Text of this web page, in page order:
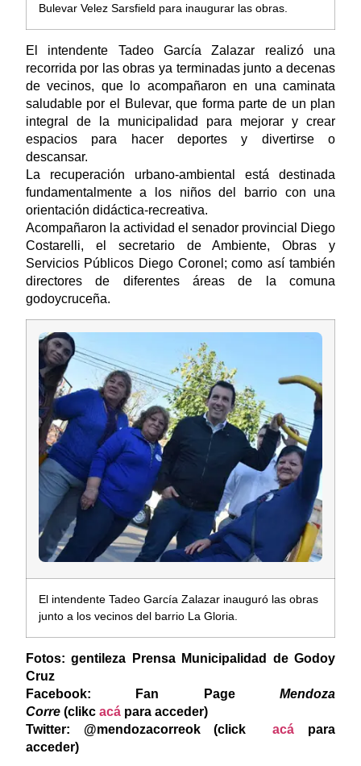
Bulevar Velez Sarsfield para inaugurar las obras.
El intendente Tadeo García Zalazar realizó una
recorrida por las obras ya terminadas junto a decenas
de vecinos, que lo acompañaron en una caminata
saludable por el Bulevar, que forma parte de un plan
integral de la municipalidad para mejorar y crear
espacios para hacer deportes y divertirse o
descansar.
La recuperación urbano-ambiental está destinada
fundamentalmente a los niños del barrio con una
orientación didáctica-recreativa.
Acompañaron la actividad el senador provincial Diego
Costarelli, el secretario de Ambiente, Obras y
Servicios Públicos Diego Coronel; como así también
directores de diferentes áreas de la comuna
godoycruceña.
El intendente Tadeo García Zalazar inauguró las obras
junto a los vecinos del barrio La Gloria.
Fotos: gentileza Prensa Municipalidad de Godoy
Cruz
Facebook: Fan PageMendoza
Corre(clikc acápara acceder)
Twitter: @mendozacorreok (click
acá para
acceder)